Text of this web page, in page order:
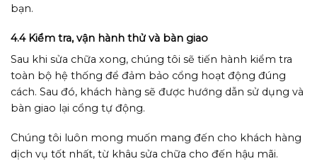
bạn.
4.4 Kiểm tra, vận hành thử và bàn giao
Sau khi sửa chữa xong, chúng tôi sẽ tiến hành kiểm tra
toàn bộ hệ thống để đảm bảo cổng hoạt động đúng
cách. Sau đó, khách hàng sẽ được hướng dẫn sử dụng và
bàn giao lại cổng tự động.
Chúng tôi luôn mong muốn mang đến cho khách hàng
dịch vụ tốt nhất, từ khâu sửa chữa cho đến hậu mãi.